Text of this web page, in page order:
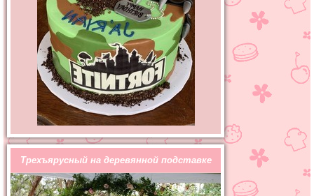
Трехъярусный на деревянной подставке